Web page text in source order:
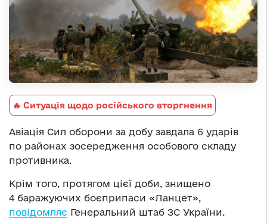
🔥 Ситуація щодо російського вторгнення
Авіація Сил оборони за добу завдала 6 ударів
по районах зосередження особового складу
противника.
Крім того, протягом цієї доби, знищено
4 баражуючих боєприпаси «Ланцет»,
повідомляє Генеральний штаб ЗС України.